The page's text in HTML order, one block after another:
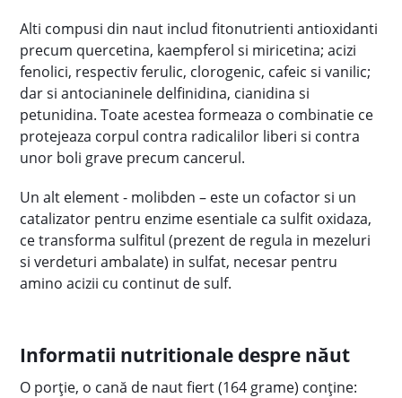
Alti compusi din naut includ fitonutrienti antioxidanti
precum quercetina, kaempferol si miricetina; acizi
fenolici, respectiv ferulic, clorogenic, cafeic si vanilic;
dar si antocianinele delfinidina, cianidina si
petunidina. Toate acestea formeaza o combinatie ce
protejeaza corpul contra radicalilor liberi si contra
unor boli grave precum cancerul.
Un alt element - molibden – este un cofactor si un
catalizator pentru enzime esentiale ca sulfit oxidaza,
ce transforma sulfitul (prezent de regula in mezeluri
si verdeturi ambalate) in sulfat, necesar pentru
amino acizii cu continut de sulf.
Informatii nutritionale despre năut
O porție, o cană de naut fiert (164 grame) conține: